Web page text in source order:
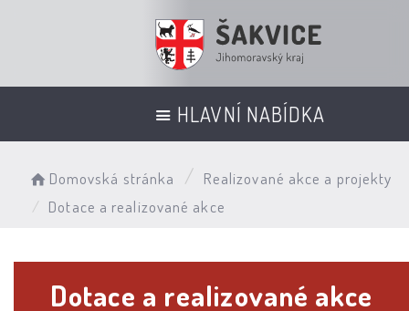
HLAVNÍ NABÍDKA
Domovská stránka
Realizované akce a projekty
Dotace a realizované akce
Dotace a realizované akce